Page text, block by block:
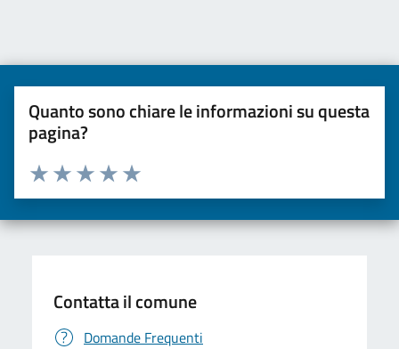
Quanto sono chiare le informazioni su questa
pagina?
Valuta da 1 a 5 stelle la pagina
Valuta 5 stelle su 5
Valuta 4 stelle su 5
Valuta 3 stelle su 5
Valuta 2 stelle su 5
Valuta una stella su 5
Contatta il comune
Domande Frequenti